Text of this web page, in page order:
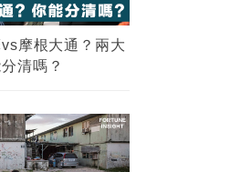
vs摩根大通？兩大
清嗎？